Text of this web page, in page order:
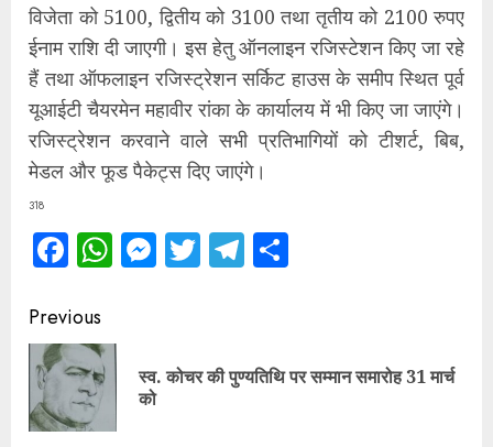
विजेता को 5100, द्वितीय को 3100 तथा तृतीय को 2100 रुपए
ईनाम राशि दी जाएगी। इस हेतु ऑनलाइन रजिस्टेशन किए जा रहे
हैं तथा ऑफलाइन रजिस्ट्रेशन सर्किट हाउस के समीप स्थित पूर्व
यूआईटी चैयरमेन महावीर रांका के कार्यालय में भी किए जा जाएंगे।
रजिस्ट्रेशन करवाने वाले सभी प्रतिभागियों को टीशर्ट, बिब,
मेडल और फूड पैकेट्स दिए जाएंगे।
318
Facebook
WhatsApp
Messenger
TwitterTelegram
Continue
Reading
Previous
स्व. कोचर की पुण्यतिथि पर सम्मान समारोह 31 मार्च
को